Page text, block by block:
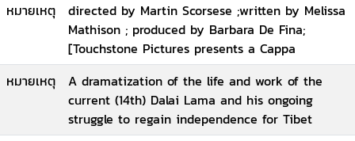
หมายเหตุ
directed by Martin Scorsese ;written by Melissa
Mathison ; produced by Barbara De Fina;
[Touchstone Pictures presents a Cappa
หมายเหตุ
A dramatization of the life and work of the
current (14th) Dalai Lama and his ongoing
struggle to regain independence for Tibet